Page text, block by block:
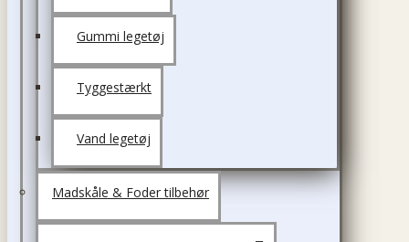
Gummi legetøj
Tyggestærkt
Vand legetøj
Madskåle & Foder tilbehør